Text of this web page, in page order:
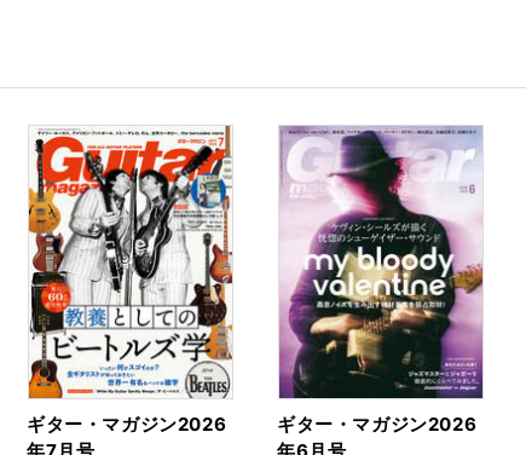
ギター・マガジン2026
ギター・マガジン2026